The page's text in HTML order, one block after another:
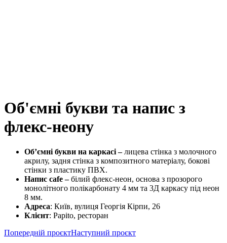
Об'ємні букви та напис з
флекс-неону
Об’ємні букви на каркасі –лицева стінка з молочного
акрилу, задня стінка з композитного матеріалу, бокові
стінки з пластику ПВХ.
Напис cafe –білий флекс-неон, основа з прозорого
монолітного полікарбонату 4 мм та 3Д каркасу під неон
8 мм.
Адреса: Київ, вулиця Георгія Кірпи, 26
Клієнт: Papito, ресторан
Попередній проєктНаступний проєкт